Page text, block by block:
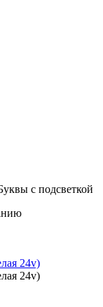
с подсветкой